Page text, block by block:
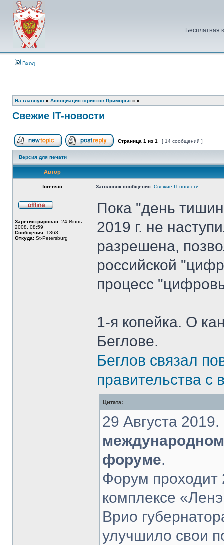
Бесплатная
Вход
На главную » Ассоциация юристов Приморья » »
Свежие IT-новости
Начать новую тему Ответить на тему
Страница 1 из 1 [ 14 сообщений ]
Версия для печати
Автор
forensic Заголовок сообщения: Свежие IT-новости
сети
Зарегистрирован: 24 Июнь
2008, 08:59
Сообщения: 1363
Откуда: St-Petersburg
Пока "день
2019 г. не
разрешена,
российской
процесс
1-я копейка. О
Беглове.
Беглов связал
правительства
Цитата:
29 Августа
форуме.
Форум проходит
комплексе
Врио
улучшило свои